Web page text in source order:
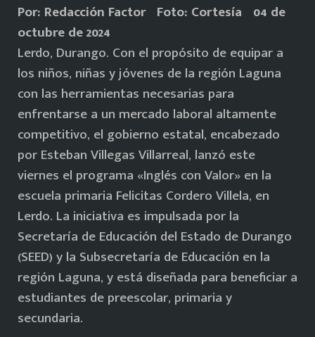
Por: Redacción Factor Foto: Cortesía 04 de
octubre de 2024
Lerdo, Durango. Con el propósito de equipar a
los niños, niñas y jóvenes de la región Laguna
con las herramientas necesarias para
enfrentarse a un mercado laboral altamente
competitivo, el gobierno estatal, encabezado
por Esteban Villegas Villarreal, lanzó este
viernes el programa «Inglés con Valor» en la
escuela primaria Felicitas Cordero Villela, en
Lerdo. La iniciativa es impulsada por la
Secretaría de Educación del Estado de Durango
(SEED) y la Subsecretaría de Educación en la
región Laguna, y está diseñada para beneficiar a
estudiantes de preescolar, primaria y
secundaria.